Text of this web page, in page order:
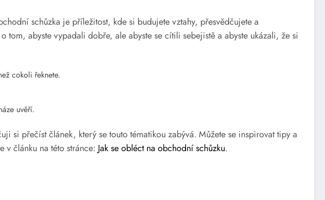
schůzka je příležitost, kde si budujete vztahy, přesvědčujete a
abyste vypadali dobře, ale abyste se cítili sebejistě a abyste ukázali, že si
cokoli řeknete.
uvěří.
si přečíst článek, který se touto tématikou zabývá. Můžete se inspirovat tipy a
článku na této stránce: Jak se obléct na obchodní schůzku.